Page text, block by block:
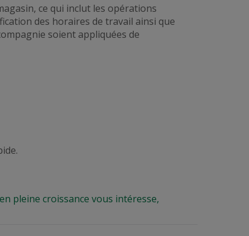
ce qui inclut les opérations
des horaires de travail ainsi que
soient appliquées de
.
pleine croissance vous intéresse,